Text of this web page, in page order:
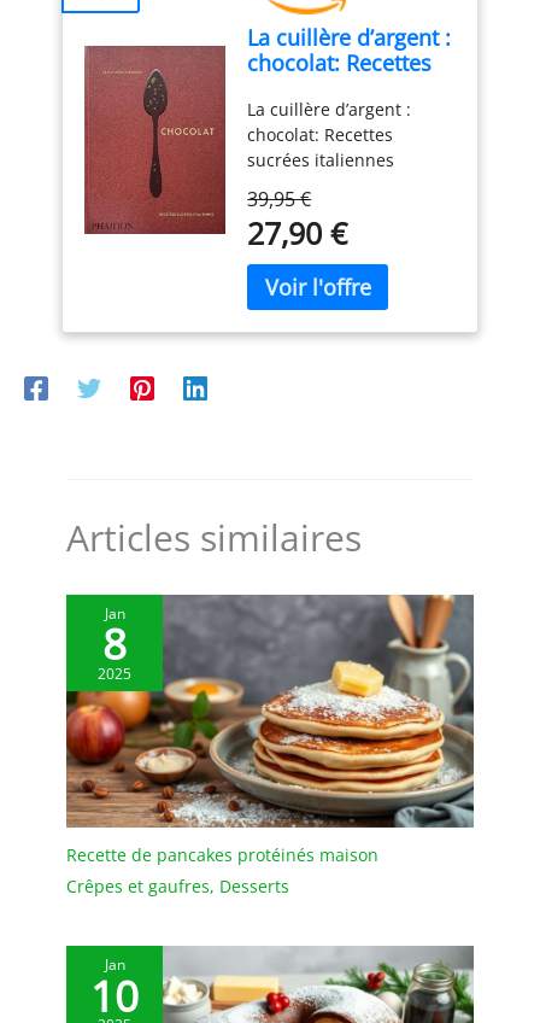
La cuillère d’argent :
chocolat: Recettes
La cuillère d’argent :
chocolat: Recettes
sucrées italiennes
39,95 €
27,90 €
Articles similaires
Jan
8
2025
Recette de pancakes protéinés maison
Crêpes et gaufres, Desserts
Jan
10